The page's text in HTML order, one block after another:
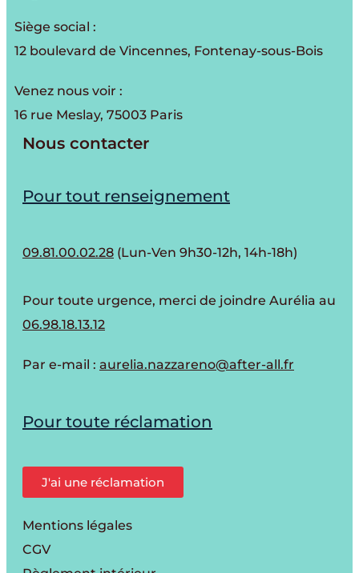
Siège social :
12 boulevard de Vincennes, Fontenay-sous-Bois
Venez nous voir :
16 rue Meslay, 75003 Paris
Nous contacter
Pour tout renseignement
09.81.00.02.28 (Lun-Ven 9h30-12h, 14h-18h)
Pour toute urgence, merci de joindre Aurélia au
06.98.18.13.12
Par e-mail : aurelia.nazzareno@after-all.fr
Pour toute réclamation
J'ai une réclamation
Mentions légales
CGV